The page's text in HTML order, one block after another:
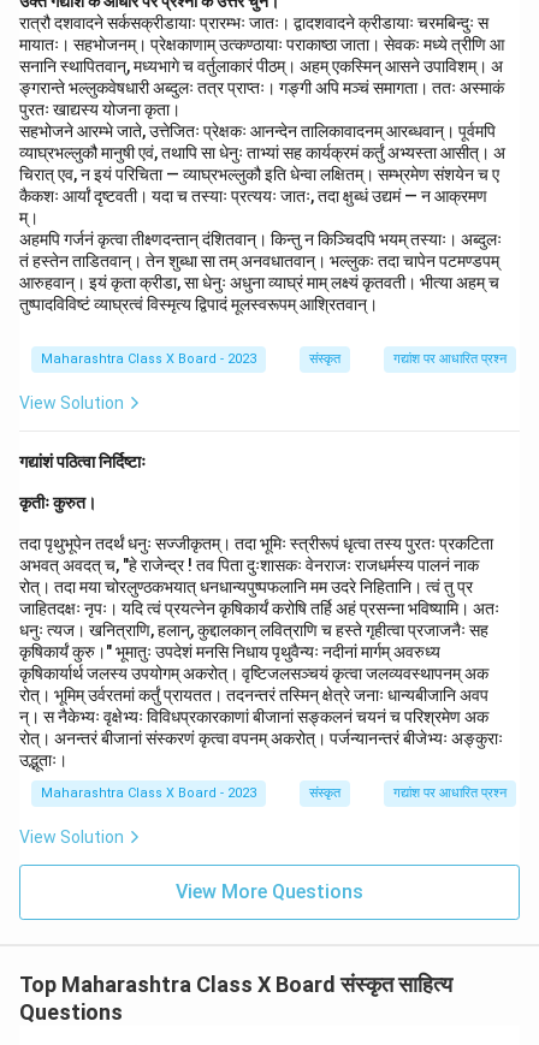
dogs, horses, and elephants came onto the stage.
They performed various acts as per their master's
commands.)
दीपशमनम्:क्रीडायाः आरम्भे, सर्वत्र प्रकाशार्थं योजिताः दीपाः
शमिताः अभवन् तथा च केवलं मञ्चे प्रकाशः आसीत्, येन दर्शकानां
ध्यानं केवलं मञ्चे एव स्यात्।
(Lights off: At the beginning of the show, the lights
arranged everywhere for illumination were turned
off, and there was light only on the stage, so that
the audience's attention would be solely on the
(In this way, the performance began after increasing
Download Solution in PDF
रात्रौ दशवादने सर्कसक्रीडायाः प्रारम्भः जातः। द्वादशवादने क्रीडायाः चरमबिन्दुः स
मायातः। सहभोजनम्। प्रेक्षकाणाम् उत्कण्ठायाः पराकाष्ठा जाता। सेवकः मध्ये त्रीणि आ
सनानि स्थापितवान्, मध्यभागे च वर्तुलाकारं पीठम्। अहम् एकस्मिन् आसने उपाविशम्। अ
ङ्गरान्ते भल्लुकवेषधारी अब्दुलः तत्र प्राप्तः। गङ्गी अपि मञ्चं समागता। ततः अस्माकं
पुरतः खाद्यस्य योजना कृता।
सहभोजने आरम्भे जाते, उत्तेजितः प्रेक्षकः आनन्देन तालिकावादनम् आरब्धवान्। पूर्वमपि
व्याघ्रभल्लुकौ मानुषी एवं, तथापि सा धेनुः ताभ्यां सह कार्यक्रमं कर्तुं अभ्यस्ता आसीत्। अ
चिरात् एव, न इयं परिचिता — व्याघ्रभल्लुकौ इति धेन्वा लक्षितम्। सम्भ्रमेण संशयेन च ए
कैकशः आर्यां दृष्टवती। यदा च तस्याः प्रत्ययः जातः, तदा क्षुब्धं उद्यमं — न आक्रमण
म्।
अहमपि गर्जनं कृत्वा तीक्ष्णदन्तान् दंशितवान्। किन्तु न किञ्चिदपि भयम् तस्याः। अब्दुलः
तं हस्तेन ताडितवान्। तेन शुब्धा सा तम् अनवधातवान्। भल्लुकः तदा चापेन पटमण्डपम्
आरुहवान्। इयं कृता क्रीडा, सा धेनुः अधुना व्याघ्रं माम् लक्ष्यं कृतवती। भीत्या अहम् च
तुष्पादविविष्टं व्याघ्रत्वं विस्मृत्य द्विपादं मूलस्वरूपम् आश्रितवान्।
Maharashtra Class X Board - 2023 संस्कृत गद्यांश पर आधारित प्रश्न
View Solution
गद्यांशं पठित्वा निर्दिष्टाः
कृतीः कुरुत।
तदा पृथुभूपेन तदर्थं धनुः सज्जीकृतम्। तदा भूमिः स्त्रीरूपं धृत्वा तस्य पुरतः प्रकटिता
अभवत् अवदत् च, "हे राजेन्द्र ! तव पिता दुःशासकः वेनराजः राजधर्मस्य पालनं नाक
रोत्। तदा मया चोरलुण्ठकभयात् धनधान्यपुष्पफलानि मम उदरे निहितानि। त्वं तु प्र
जाहितदक्षः नृपः। यदि त्वं प्रयत्नेन कृषिकार्यं करोषि तर्हि अहं प्रसन्ना भविष्यामि। अतः
धनुः त्यज। खनित्राणि, हलान्, कुद्दालकान् लवित्राणि च हस्ते गृहीत्वा प्रजाजनैः सह
कृषिकार्यं कुरु।" भूमातुः उपदेशं मनसि निधाय पृथुवैन्यः नदीनां मार्गम् अवरुध्य
कृषिकार्यार्थ जलस्य उपयोगम् अकरोत्। वृष्टिजलसञ्चयं कृत्वा जलव्यवस्थापनम् अक
रोत्। भूमिम् उर्वरतमां कर्तुं प्रायतत। तदनन्तरं तस्मिन् क्षेत्रे जनाः धान्यबीजानि अवप
न्। स नैकेभ्यः वृक्षेभ्यः विविधप्रकारकाणां बीजानां सङ्कलनं चयनं च परिश्रमेण अक
रोत्। अनन्तरं बीजानां संस्करणं कृत्वा वपनम् अकरोत्। पर्जन्यानन्तरं बीजेभ्यः अङ्कुराः
उद्भूताः।
Maharashtra Class X Board - 2023 संस्कृत गद्यांश पर आधारित प्रश्न
View Solution
View More Questions
Top Maharashtra Class X Board संस्कृत साहित्य
Questions